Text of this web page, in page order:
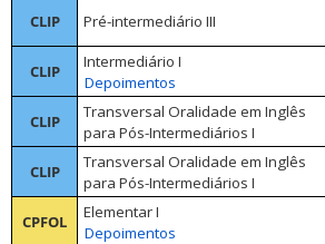
CLIP Pré-intermediário III
CLIP
Intermediário I
Depoimentos
CLIP Transversal Oralidade em Inglês
para Pós-Intermediários I
CLIP
Transversal Oralidade em Inglês
para Pós-Intermediários I
CPFOL
Elementar I
Depoimentos